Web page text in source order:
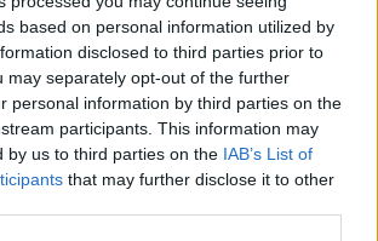
based on personal information utilized by
disclosed to third parties prior to
may separately opt-out of the further
personal information by third parties on the
participants. This information may
by us to third parties on the IAB’s List of
that may further disclose it to other
healthstories